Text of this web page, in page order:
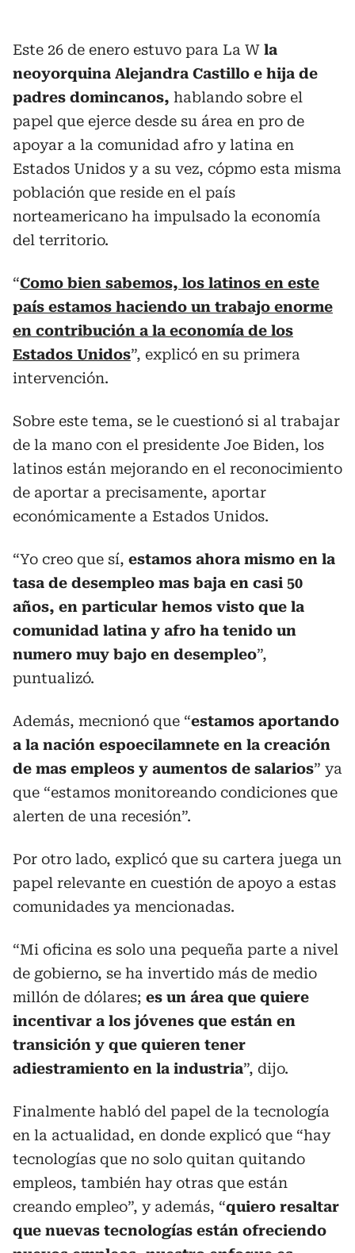
Este 26 de enero estuvo para La W la
neoyorquina Alejandra Castillo e hija de
padres domincanos, hablando sobre el
papel que ejerce desde su área en pro de
apoyar a la comunidad afro y latina en
Estados Unidos y a su vez, cópmo esta misma
población que reside en el país
norteamericano ha impulsado la economía
del territorio.
“Como bien sabemos, los latinos en este
país estamos haciendo un trabajo enorme
en contribución a la economía de los
Estados Unidos”, explicó en su primera
intervención.
Sobre este tema, se le cuestionó si al trabajar
de la mano con el presidente Joe Biden, los
latinos están mejorando en el reconocimiento
de aportar a precisamente, aportar
económicamente a Estados Unidos.
“Yo creo que sí, estamos ahora mismo en la
tasa de desempleo mas baja en casi 50
años, en particular hemos visto que la
comunidad latina y afro ha tenido un
numero muy bajo en desempleo”,
puntualizó.
Además, mecnionó que “estamos aportando
a la nación espoecilamnete en la creación
de mas empleos y aumentos de salarios” ya
que “estamos monitoreando condiciones que
alerten de una recesión”.
Por otro lado, explicó que su cartera juega un
papel relevante en cuestión de apoyo a estas
comunidades ya mencionadas.
“Mi oficina es solo una pequeña parte a nivel
de gobierno, se ha invertido más de medio
millón de dólares; es un área que quiere
incentivar a los jóvenes que están en
transición y que quieren tener
adiestramiento en la industria”, dijo.
Finalmente habló del papel de la tecnología
en la actualidad, en donde explicó que “hay
tecnologías que no solo quitan quitando
empleos, también hay otras que están
creando empleo”, y además, “quiero resaltar
que nuevas tecnologías están ofreciendo